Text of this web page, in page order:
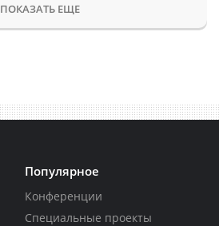
ПОКАЗАТЬ ЕЩЕ
Популярное
Конференции
Специальные проекты